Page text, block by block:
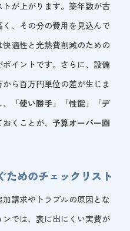
が上がります。築年数が古
、その分の費用を見込んで
適性と光熱費削減のための
イントです。さらに、設備
ら百万円単位の差が生じま
「使い勝手」「性能」「デ
おくことが、予算オーバー回
ためのチェックリスト
請求やトラブルの原因とな
では、表に出にくい実費が